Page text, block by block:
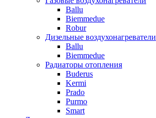
Ballu
Biemmedue
Robur
Дизельные воздухонагреватели
Ballu
Biemmedue
Радиаторы отопления
Buderus
Kermi
Prado
Purmo
Smart